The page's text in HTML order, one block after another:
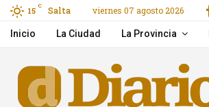
15 C Salta viernes 07 agosto 2026
Inicio La Ciudad La Provincia